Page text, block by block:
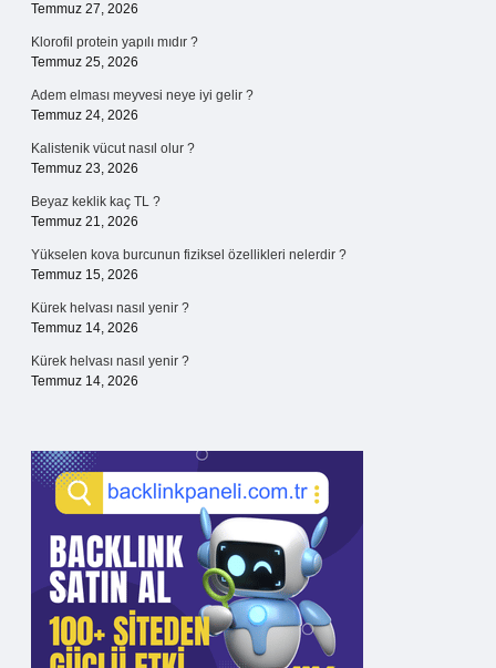
Temmuz 27, 2026
Klorofil protein yapılı mıdır ?
Temmuz 25, 2026
Adem elması meyvesi neye iyi gelir ?
Temmuz 24, 2026
Kalistenik vücut nasıl olur ?
Temmuz 23, 2026
Beyaz keklik kaç TL ?
Temmuz 21, 2026
Yükselen kova burcunun fiziksel özellikleri nelerdir ?
Temmuz 15, 2026
Kürek helvası nasıl yenir ?
Temmuz 14, 2026
Kürek helvası nasıl yenir ?
Temmuz 14, 2026